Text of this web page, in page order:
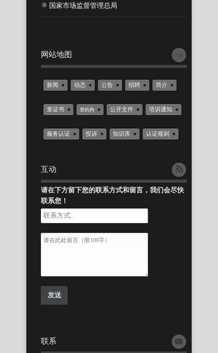
国家市场监督管理总局
网站地图
新闻 动态 公告 招聘 简介
查证书 查机构 公开文件 培训通知
服务认证 投诉 知识库 认证规则
互动
请在下方留下您的联系方式和留言，我们会尽快
联系您！
联系